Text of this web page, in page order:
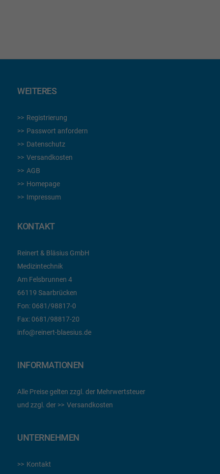
WEITERES
Registrierung
Passwort anfordern
Datenschutz
Versandkosten
AGB
Homepage
Impressum
KONTAKT
Reinert & Bläsius GmbH
Medizintechnik
Am Felsbrunnen 4
66119 Saarbrücken
Fon: 0681/98817-0
Fax: 0681/98817-20
info@reinert-blaesius.de
INFORMATIONEN
Alle Preise gelten zzgl. der Mehrwertsteuer
und zzgl. der
Versandkosten
UNTERNEHMEN
Kontakt